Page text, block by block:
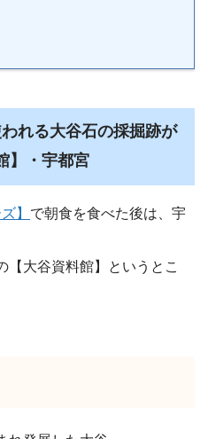
れる大谷石の採掘跡が
】・宇都宮
】 で朝食を食べた後は、宇
【大谷資料館】というとこ